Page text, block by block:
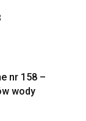
nr 158 –
wody